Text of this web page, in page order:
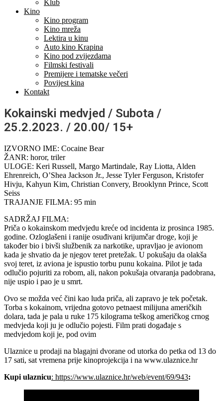
Klub
Kino
Kino program
Kino mreža
Lektira u kinu
Auto kino Krapina
Kino pod zvijezdama
Filmski festivali
Premijere i tematske večeri
Povijest kina
Kontakt
Kokainski medvjed / Subota /
25.2.2023. / 20.00/ 15+
IZVORNO IME: Cocaine Bear
ŽANR: horor, triler
ULOGE: Keri Russell, Margo Martindale, Ray Liotta, Alden
Ehrenreich, O’Shea Jackson Jr., Jesse Tyler Ferguson, Kristofer
Hivju, Kahyun Kim, Christian Convery, Brooklynn Prince, Scott
Seiss
TRAJANJE FILMA: 95 min
SADRŽAJ FILMA:
Priča o kokainskom medvjedu kreće od incidenta iz prosinca 1985.
godine. Ozloglašeni i ranije osuđivani krijumčar droge, koji je
također bio i bivši službenik za narkotike, upravljao je avionom
kada je shvatio da je njegov teret pretežak. U pokušaju da olakša
svoj teret, iz aviona je ispustio torbu punu kokaina. Pilot je tada
odlučio pojuriti za robom, ali, nakon pokušaja otvaranja padobrana,
nije uspio i pao je u smrt.
Ovo se možda već čini kao luda priča, ali zapravo je tek početak.
Torba s kokainom, vrijedna gotovo petnaest milijuna američkih
dolara, tada je pala u ruke 175 kilograma teškog američkog crnog
medvjeda koji ju je odlučio pojesti. Film prati događaje s
medvjedom koji je, pod ovim
Ulaznice u prodaji na blagajni dvorane od utorka do petka od 13 do
17 sati, sat vremena prije kinoprojekcija i na www.ulaznice.hr
Kupi ulaznicu: https://www.ulaznice.hr/web/event/69/943: